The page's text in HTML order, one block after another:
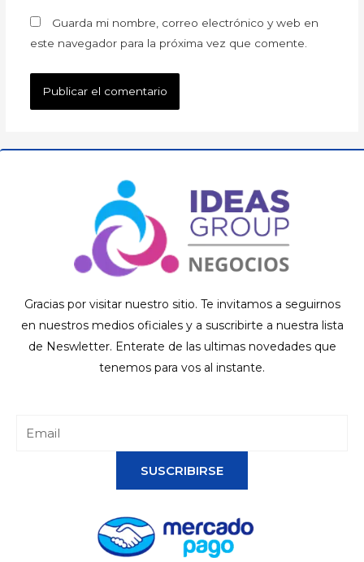
Guarda mi nombre, correo electrónico y web en
este navegador para la próxima vez que comente.
Gracias por visitar nuestro sitio. Te invitamos a seguirnos
en nuestros medios oficiales y a suscribirte a nuestra lista
de Neswletter. Enterate de las ultimas novedades que
tenemos para vos al instante.
SUSCRIBIRSE